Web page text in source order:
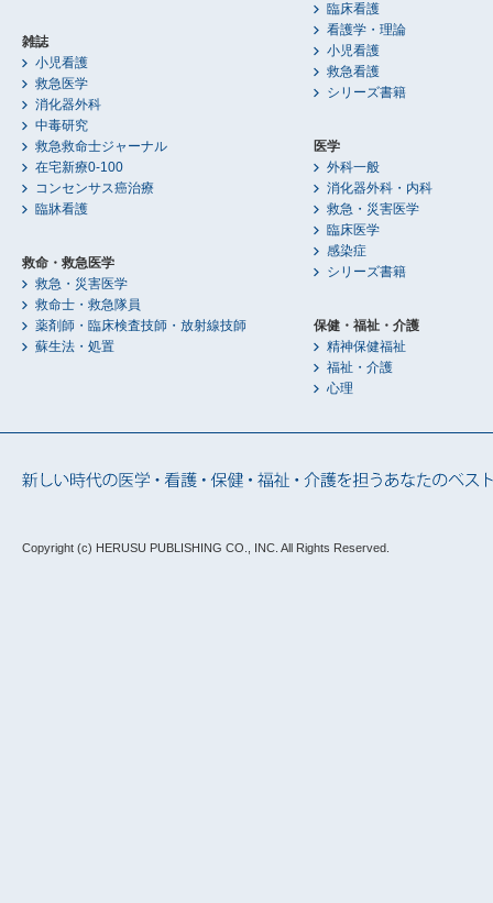
雑誌
小児看護
救急医学
消化器外科
中毒研究
救急救命士ジャーナル
在宅新療0-100
コンセンサス癌治療
臨牀看護
救命・救急医学
救急・災害医学
救命士・救急隊員
薬剤師・臨床検査技師・放射線技師
蘇生法・処置
臨床看護
看護学・理論
小児看護
救急看護
シリーズ書籍
医学
外科一般
消化器外科・内科
救急・災害医学
臨床医学
感染症
シリーズ書籍
保健・福祉・介護
精神保健福祉
福祉・介護
心理
Copyright (c) HERUSU PUBLISHING CO., INC. All Rights Reserved.